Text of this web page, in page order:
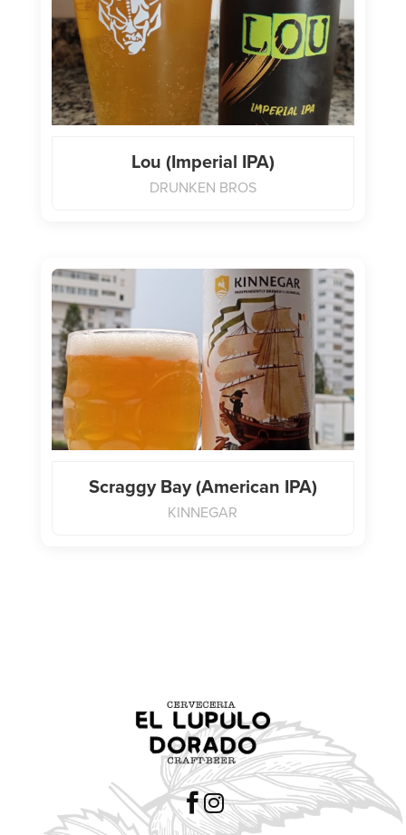
Lou (Imperial IPA)
DRUNKEN BROS
Scraggy Bay (American IPA)
KINNEGAR
